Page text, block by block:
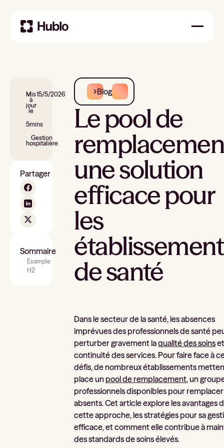
Mis
à
jour
le
15/5/2026
5mins
Gestion
hospitalière
Partager
Sommaire
Example
H2
Blog
Le pool de
une solution
efficace pour
les
de santé
Dans le secteur de la santé, les absences
imprévues des professionnels de santé
perturber gravement laqualité des soins
continuité des services. Pour faire face à
défis, de nombreux établissements
place un pool de remplacement, un
professionnels disponibles pour
absents. Cet article explore les avantages
cette approche, les stratégies pour sa
efficace, et comment elle contribue à
des standards de soins élevés.